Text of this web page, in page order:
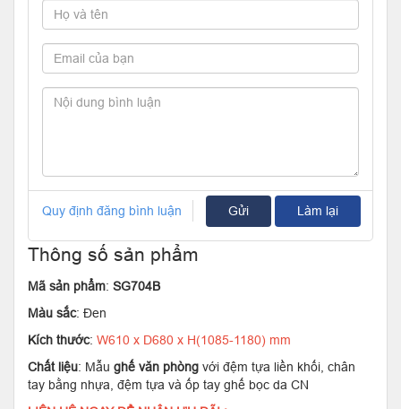
Quy định đăng bình luận Gửi Làm lại
Thông số sản phẩm
Mã sản phẩm: SG704B
Màu sắc: Đen
Kích thước: W610 x D680 x H(1085-1180) mm
Chất liệu: Mẫu ghế văn phòng với đệm tựa liền khối, chân
tay bằng nhựa, đệm tựa và ốp tay ghế bọc da CN